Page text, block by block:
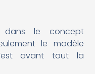
le concept
le modèle
avant tout la